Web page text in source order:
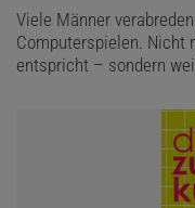
Viele Männer
Computerspielen. Nicht
entspricht – sondern